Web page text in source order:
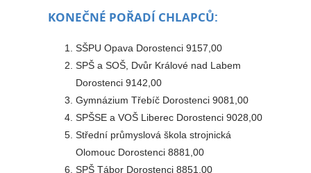
KONEČNÉ POŘADÍ CHLAPCŮ:
SŠPU Opava Dorostenci 9157,00
SPŠ a SOŠ, Dvůr Králové nad Labem
Dorostenci 9142,00
Gymnázium Třebíč Dorostenci 9081,00
SPŠSE a VOŠ Liberec Dorostenci 9028,00
Střední průmyslová škola strojnická
Olomouc Dorostenci 8881,00
SPŠ Tábor Dorostenci 8851,00